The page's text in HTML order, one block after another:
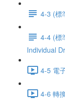
4-3 (標
4-4 (標
Individual
4-5 電
4-6 轉